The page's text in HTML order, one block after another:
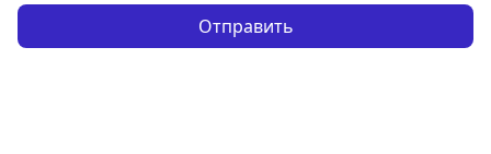
Отправить